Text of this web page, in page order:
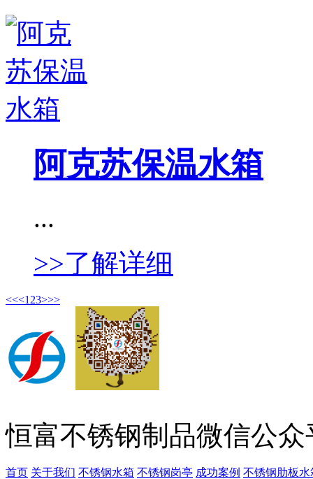
阿克苏保温水箱
...
>>了解详细
<<<1 23>>>
恒富不锈钢制品微信公众
首页 关于我们 不锈钢水箱 不锈钢岗亭 成功案例 不锈钢肋板水